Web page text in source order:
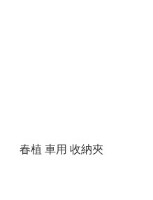
春植 車用 收納夾